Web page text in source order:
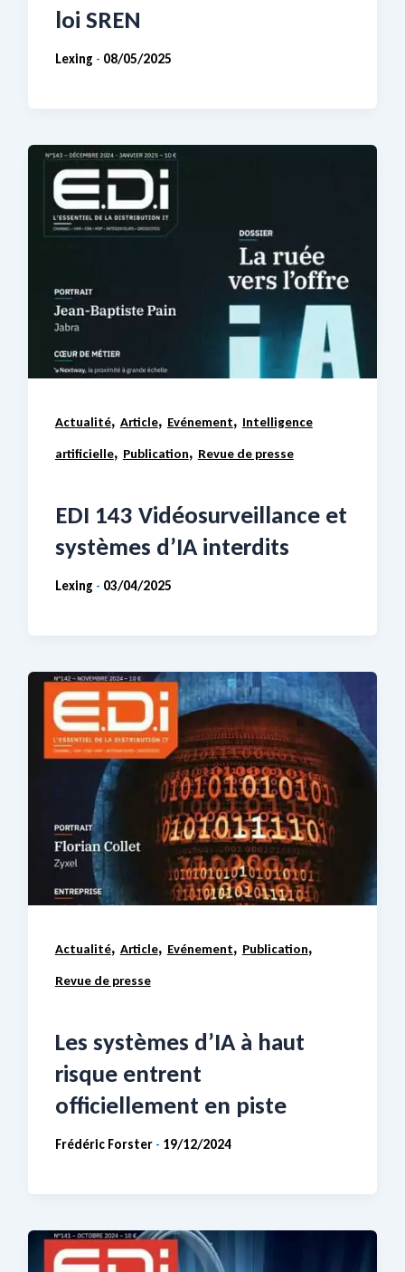
loi SREN
Lexing - 08/05/2025
Actualité, Article, Evénement, Intelligence
artificielle, Publication, Revue de presse
EDI 143 Vidéosurveillance et
systèmes d’IA interdits
Lexing - 03/04/2025
Actualité, Article, Evénement, Publication,
Revue de presse
Les systèmes d’IA à haut
risque entrent
officiellement en piste
Frédéric Forster - 19/12/2024